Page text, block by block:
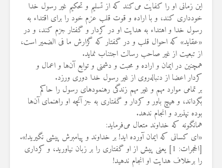
این زمانی او را کفایت می‌کند که از تسلیم و تحکیم غیر رسول خدا
خودداری کند، و با اراده و قوت قلب عزم خود را برای اقتداء به
رسول خدا و اهتداء به هدایت او در کردار و گفتار جزم کند، و در
«عقاید» که احوال قلب و در گفتار که گزارش ما فی الضمیر است،
از تبعیت از غیر صاحب رسالت اجتناب نماید.
همچنین در ایمان و اراده و محبت و دشمنی و توابع آن‌ها و اعمال و
کردار اعضا از دنباله‌روی از غیر رسول خدا دوری ورزد.
بر تمامی موارد مهم و غیر مهم زندگی رهنمودهای رسول را حاکم
بگرداند، و هیچ باور و کردار و گفتاری به جز آنچه او راهنمای آن‌ها
بوده نپذیرد و انجام ندهد.
همانگونه که خداوند متعال می‌فرماید:
«ای کسانی که ایمان آورده اید! بر خداوند و پیامبرش پیشی نگیرید!».
[الحجرات: 1] یعنی پیش از او گفتاری را بر زبان نیاورید، و کرداری
را برخلاف هدایت او انجام ندهید!